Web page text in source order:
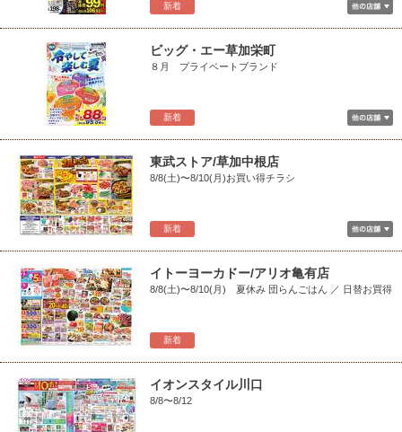
新着
新着
ビッグ・エー草加栄町
８月 プライベートブランド
新着
東武ストア/草加中根店
8/8(土)〜8/10(月)お買い得チラシ
新着
イトーヨーカドー/アリオ亀有店
8/8(土)〜8/10(月) 夏休み 団らんごはん ／ 日替お買得
イオンスタイル川口
8/8〜8/12